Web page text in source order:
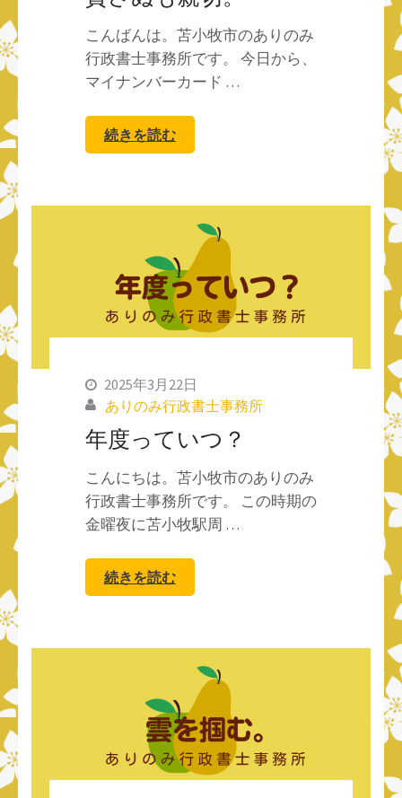
こんばんは。苫小牧市のありのみ
行政書士事務所です。 今日から、
マイナンバーカード …
続きを読む
2025年3月22日
ありのみ行政書士事務所
年度っていつ？
こんにちは。苫小牧市のありのみ
行政書士事務所です。 この時期の
金曜夜に苫小牧駅周 …
続きを読む